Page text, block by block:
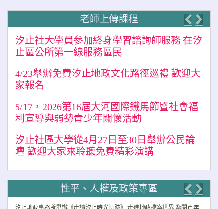
老師上傳課程
汐止社大學員參加終身學習諮詢師服務 在汐
止區公所第一線服務區民
4/23舉辦免費汐止地政文化路徑巡禮 歡迎大
家報名
5/17，2026第16屆大河國際鐵馬節暨社會福
利宣導與弱勢青少年關懷活動
汐止社區大學從4月27日至30日舉辦公民論
壇 歡迎大家來聆聽免費精彩演講
性平、人權及政策專區
汐止地政事務所舉辦《走讀汐止時光軌跡》 走進地政檔案世界 翻閱百年